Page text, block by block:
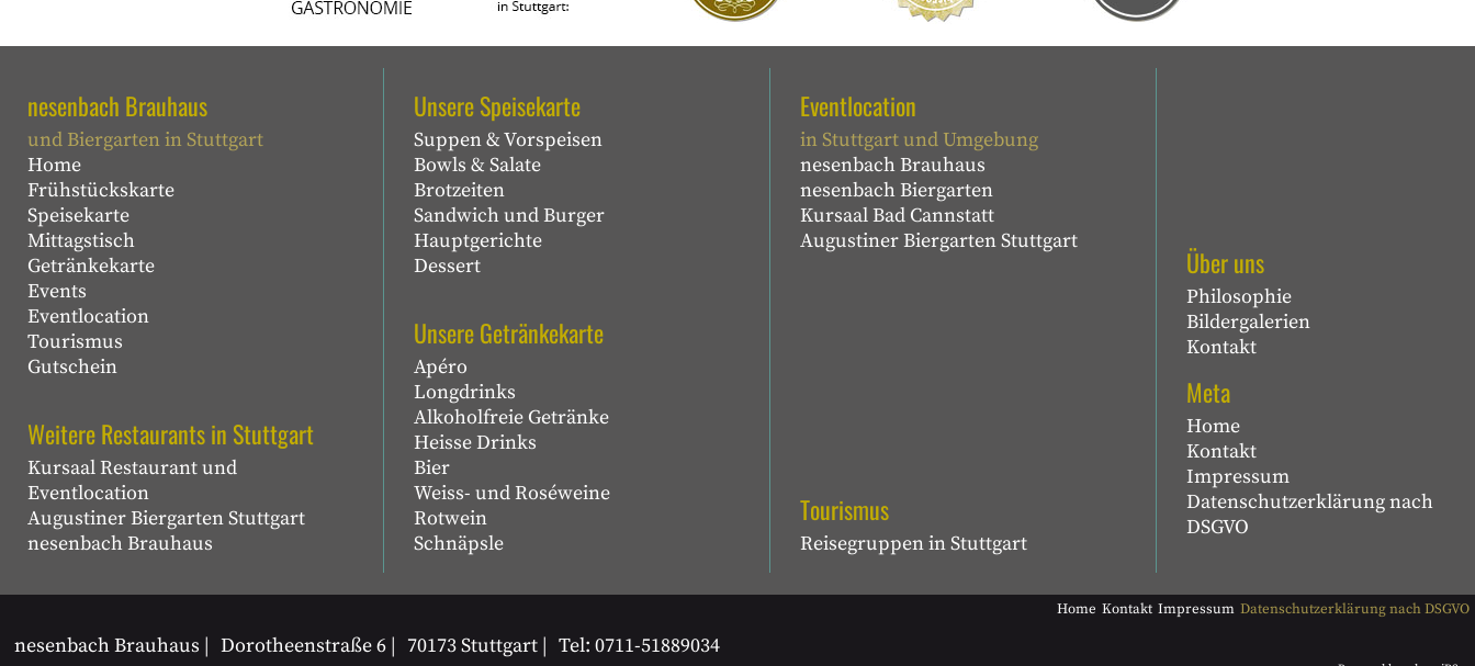
nesenbach Brauhaus
und Biergarten in Stuttgart
Home
Frühstückskarte
Speisekarte
Mittagstisch
Getränkekarte
Events
Eventlocation
Tourismus
Gutschein
Weitere Restaurants in Stuttgart
Kursaal Restaurant und
Eventlocation
Augustiner Biergarten Stuttgart
nesenbach Brauhaus
Unsere Speisekarte
Suppen & Vorspeisen
Bowls & Salate
Brotzeiten
Sandwich und Burger
Hauptgerichte
Dessert
Unsere Getränkekarte
Apéro
Longdrinks
Alkoholfreie Getränke
Heisse Drinks
Bier
Weiss- und Roséweine
Rotwein
Schnäpsle
Eventlocation
in Stuttgart und Umgebung
nesenbach Brauhaus
nesenbach Biergarten
Kursaal Bad Cannstatt
Augustiner Biergarten Stuttgart
Tourismus
Reisegruppen in Stuttgart
Über uns
Philosophie
Bildergalerien
Kontakt
Meta
Home
Kontakt
Impressum
Datenschutzerklärung nach
DSGVO
nesenbach Brauhaus Dorotheenstraße 6 70173 Stuttgart Tel: 0711-51889034
Home Kontakt Impressum Datenschutzerklärung nach DSGVO